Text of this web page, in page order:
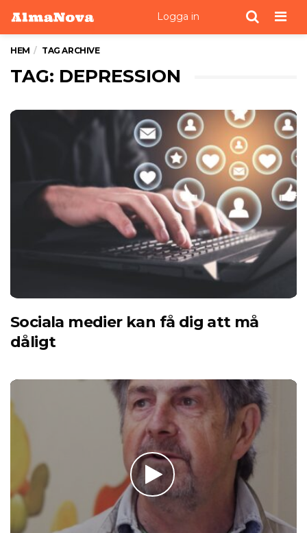
Logga in
HEM TAG ARCHIVE
TAG: DEPRESSION
Sociala medier kan få dig att må
dåligt